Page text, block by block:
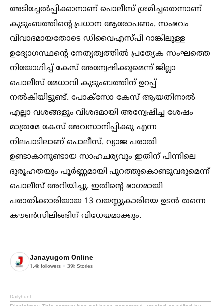
അടിച്ചേല്‍പ്പിക്കാനാണ് പൊലീസ് ശ്രമിച്ചതെന്നാണ്
കുടുംബത്തിന്റെ പ്രധാന ആരോപണം. സംഭവം
വിവാദമായതോടെ ഡിവൈഎസ്പി റാങ്കിലുള്ള
ഉദ്യോഗസ്ഥന്റെ നേതൃത്വത്തില്‍ പ്രത്യേക സംഘത്തെ
നിയോഗിച്ച്‌ കേസ് അന്വേഷിക്കുമെന്ന് ജില്ലാ
പൊലീസ് മേധാവി കുടുംബത്തിന് ഉറപ്പ്
നല്‍കിയിട്ടുണ്ട്. പോക്സോ കേസ് ആയതിനാല്‍
എല്ലാ വശങ്ങളും വിശദമായി അന്വേഷിച്ച ശേഷം
മാത്രമേ കേസ് അവസാനിപ്പിക്കൂ എന്ന
നിലപാടിലാണ് പൊലീസ്. വ്യാജ പരാതി
ഉണ്ടാകാനുണ്ടായ സാഹചര്യവും ഇതിന് പിന്നിലെ
ദുരൂഹതയും പൂർണ്ണമായി പുറത്തുകൊണ്ടുവരുമെന്ന്
പൊലീസ് അറിയിച്ചു. ഇതിന്റെ ഭാഗമായി
പരാതിക്കാരിയായ 13 വയസ്സുകാരിയെ ഉടൻ തന്നെ
കൗണ്‍സിലിങ്ങിന് വിധേയമാക്കും.
Janayugom Online
1.4k followers 39k Stories
Dailyhunt